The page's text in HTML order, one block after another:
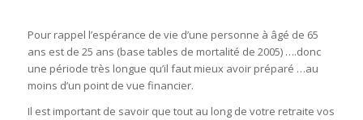
Pour rappel l’espérance de vie d’une personne à âgé de 65
ans est de 25 ans (base tables de mortalité de 2005) ….donc
une période très longue qu’il faut mieux avoir préparé …au
moins d’un point de vue financier.
Il est important de savoir que tout au long de votre retraite vos